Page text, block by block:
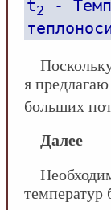
t2
-
я
больших
Далее